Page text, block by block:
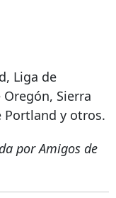
Liga de
Sierra
Portland y otros.
por Amigos de